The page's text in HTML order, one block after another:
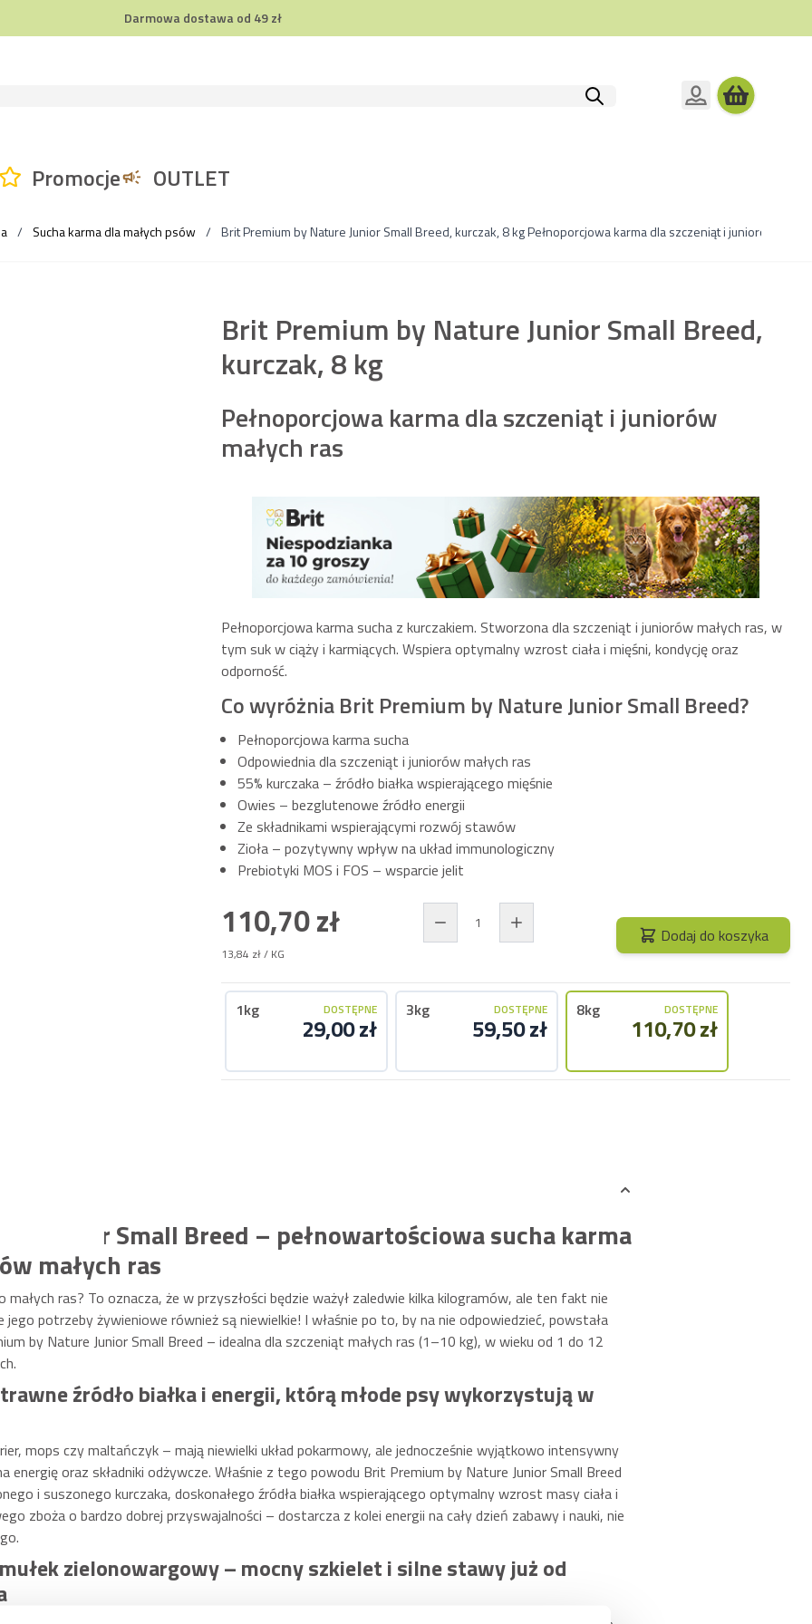
Darmowa dostawa od 49 zł
Promocje OUTLET
/ Sucha karma dla małych psów / Brit Premium by Nature Junior Small Breed, kurczak, 8 kg Pełnoporcjowa karma dla szczeniąt i juniorów
Brit Premium by Nature Junior Small Breed,
kurczak, 8 kg
Pełnoporcjowa karma dla szczeniąt i juniorów
małych ras
Pełnoporcjowa karma sucha z kurczakiem. Stworzona dla szczeniąt i juniorów małych ras, w
tym suk w ciąży i karmiących. Wspiera optymalny wzrost ciała i mięśni, kondycję oraz
odporność.
Co wyróżnia Brit Premium by Nature Junior Small Breed?
Pełnoporcjowa karma sucha
Odpowiednia dla szczeniąt i juniorów małych ras
55% kurczaka – źródło białka wspierającego mięśnie
Owies – bezglutenowe źródło energii
Ze składnikami wspierającymi rozwój stawów
Zioła – pozytywny wpływ na układ immunologiczny
Prebiotyki MOS i FOS – wsparcie jelit
110,70 zł
13,84 zł/ KG
Dodaj do koszyka
1kg DOSTĘPNE
29,00 zł
3kg DOSTĘPNE
59,50 zł
8kg DOSTĘPNE
110,70 zł
Junior Small Breed – pełnowartościowa sucha karma
małych ras
małych ras? To oznacza, że w przyszłości będzie ważył zaledwie kilka kilogramów, ale ten fakt nie
potrzeby żywieniowe również są niewielkie! I właśnie po to, by na nie odpowiedzieć, powstała
by Nature Junior Small Breed – idealna dla szczeniąt małych ras (1–10 kg), w wieku od 1 do 12
źródło białka i energii, którą młode psy wykorzystują w
mops czy maltańczyk – mają niewielki układ pokarmowy, ale jednocześnie wyjątkowo intensywny
oraz składniki odżywcze. Właśnie z tego powodu Brit Premium by Nature Junior Small Breed
i suszonego kurczaka, doskonałego źródła białka wspierającego optymalny wzrost masy ciała i
zboża o bardzo dobrej przyswajalności – dostarcza z kolei energii na cały dzień zabawy i nauki, nie
zielonowargowy – mocny szkielet i silne stawy już od